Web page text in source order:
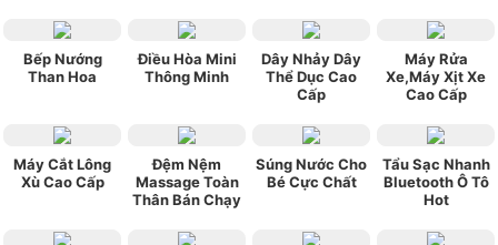
Bếp Nướng
Than Hoa
Điều Hòa Mini
Thông Minh
Dây Nhảy Dây
Thể Dục Cao
Cấp
Máy Rửa
Xe,Máy Xịt Xe
Cao Cấp
Máy Cắt Lông
Xù Cao Cấp
Đệm Nệm
Massage Toàn
Thân Bán Chạy
Súng Nước Cho
Bé Cực Chất
Tẩu Sạc Nhanh
Bluetooth Ô Tô
Hot